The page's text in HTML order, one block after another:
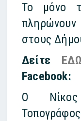
Το μόνο
στους
Δείτε ΕΔΩ
Facebook:
Ο Νίκος